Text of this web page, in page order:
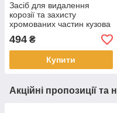
Засіб для видалення
корозії та захисту
хромованих частин кузова
Turtle Wax 300 мл
494 ₴
Купити
Акційні пропозиції та